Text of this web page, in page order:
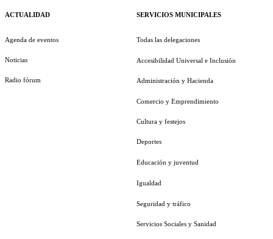
ACTUALIDAD
Agenda de eventos
Noticias
Radio fórum
SERVICIOS MUNICIPALES
Todas las delegaciones
Accesibilidad Universal e Inclusión
Administración y Hacienda
Comercio y Emprendimiento
Cultura y festejos
Deportes
Educación y juventud
Igualdad
Seguridad y tráfico
Servicios Sociales y Sanidad